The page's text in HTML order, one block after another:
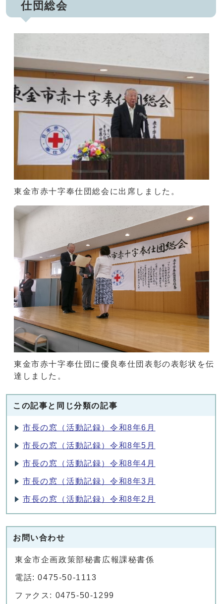
仕団総会
東金市赤十字奉仕団総会に出席しました。
東金市赤十字奉仕団に優良奉仕団表彰の表彰状を伝
達しました。
この記事と同じ分類の記事
市長の窓（活動記録）令和8年6月
市長の窓（活動記録）令和8年5月
市長の窓（活動記録）令和8年4月
市長の窓（活動記録）令和8年3月
市長の窓（活動記録）令和8年2月
お問い合わせ
東金市企画政策部秘書広報課秘書係
電話: 0475-50-1113
ファクス: 0475-50-1299